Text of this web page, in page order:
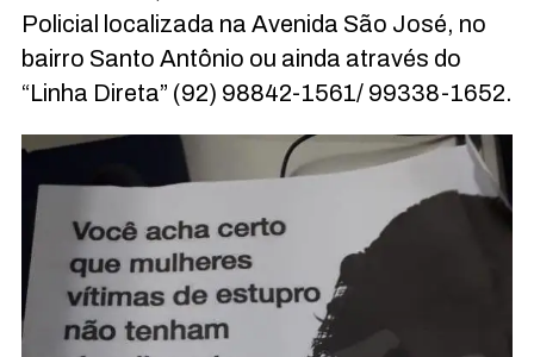
Policial localizada na Avenida São José, no
bairro Santo Antônio ou ainda através do
“Linha Direta” (92) 98842-1561/ 99338-1652.